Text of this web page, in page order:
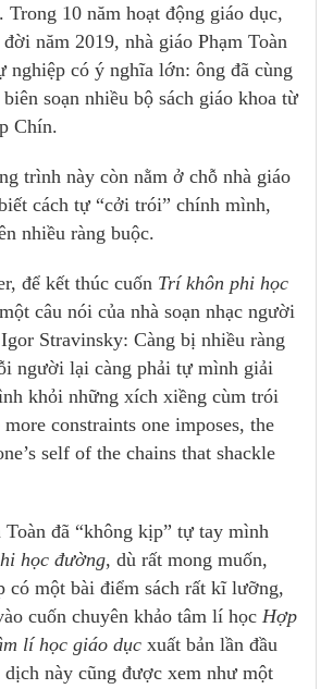
10 năm hoạt động giáo dục,
năm 2019, nhà giáo Phạm Toàn
nghiệp có ý nghĩa lớn: ông đã cùng
soạn nhiều bộ sách giáo khoa từ
Chín.
trình này còn nằm ở chỗ nhà giáo
cách tự “cởi trói” chính mình,
nhiều ràng buộc.
để kết thúc cuốn Trí khôn phi học
câu nói của nhà soạn nhạc người
Stravinsky: Càng bị nhiều ràng
người lại càng phải tự mình giải
khỏi những xích xiềng cùm trói
constraints one imposes, the
self of the chains that shackle
Toàn đã “không kịp” tự tay mình
học đường, dù rất mong muốn,
có một bài điểm sách rất kĩ lưỡng,
cuốn chuyên khảo tâm lí học Hợp
lí học giáo dục xuất bản lần đầu
dịch này cũng được xem như một